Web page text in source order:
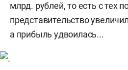
млрд. рублей, то есть с тех
представительство
а прибыль удвоилась...